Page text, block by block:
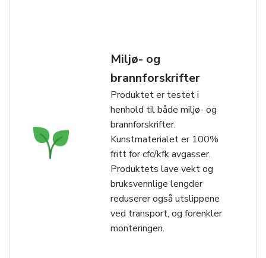
Miljø- og
brannforskrifter
Produktet er testet i
henhold til både miljø- og
brannforskrifter.
Kunstmaterialet er 100%
fritt for cfc/kfk avgasser.
Produktets lave vekt og
bruksvennlige lengder
reduserer også utslippene
ved transport, og forenkler
monteringen.